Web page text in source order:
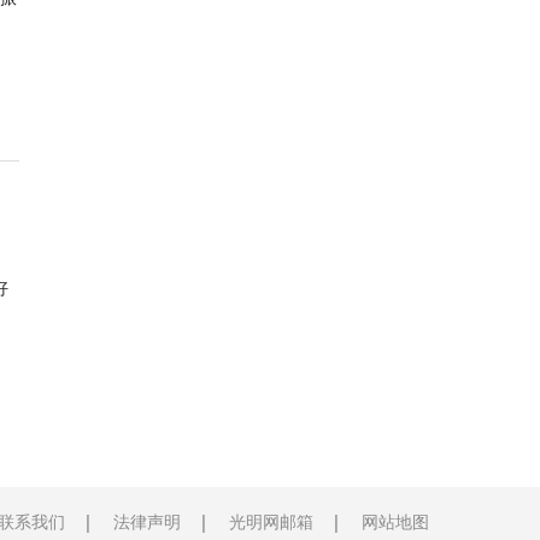
系我们 法律声明 光明网邮箱 网站地图